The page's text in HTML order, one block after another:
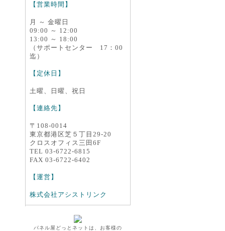
【営業時間】
月 ～ 金曜日
09:00 ～ 12:00
13:00 ～ 18:00
（サポートセンター 17：00
迄）
【定休日】
土曜、日曜、祝日
【連絡先】
〒108-0014
東京都港区芝５丁目29-20
クロスオフィス三田6F
TEL 03-6722-6815
FAX 03-6722-6402
【運営】
株式会社アシストリンク
パネル屋どっとネットは、お客様の